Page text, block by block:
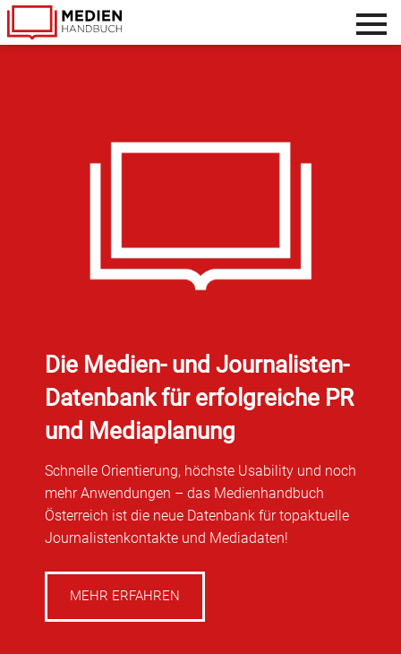
Die Medien- und Journalisten-
Datenbank für erfolgreiche PR
und Mediaplanung
Schnelle Orientierung, höchste Usability und noch
mehr Anwendungen – das Medienhandbuch
Österreich ist die neue Datenbank für topaktuelle
Journalistenkontakte und Mediadaten!
MEHR ERFAHREN
Footer